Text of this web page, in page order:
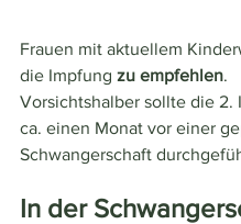
Frauen mit aktuellem
die Impfung zu empfehlen.
Vorsichtshalber sollte die 2.
ca. einen Monat vor einer
Schwangerschaft
In der